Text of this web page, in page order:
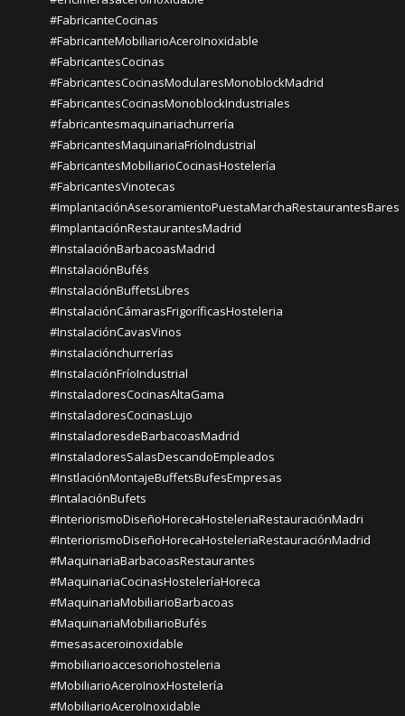
#FabricanteCocinas
#FabricanteMobiliarioAceroInoxidable
#FabricantesCocinas
#FabricantesCocinasModularesMonoblockMadrid
#FabricantesCocinasMonoblockIndustriales
#fabricantesmaquinariachurrería
#FabricantesMaquinariaFríoIndustrial
#FabricantesMobiliarioCocinasHostelería
#FabricantesVinotecas
#ImplantaciónAsesoramientoPuestaMarchaRestaurantesBares
#ImplantaciónRestaurantesMadrid
#InstalaciónBarbacoasMadrid
#InstalaciónBufés
#InstalaciónBuffetsLibres
#InstalaciónCámarasFrigoríficasHosteleria
#InstalaciónCavasVinos
#instalaciónchurrerías
#InstalaciónFríoIndustrial
#InstaladoresCocinasAltaGama
#InstaladoresCocinasLujo
#InstaladoresdeBarbacoasMadrid
#InstaladoresSalasDescandoEmpleados
#InstlaciónMontajeBuffetsBufesEmpresas
#IntalaciónBufets
#InteriorismoDiseñoHorecaHosteleriaRestauraciónMadri
#InteriorismoDiseñoHorecaHosteleriaRestauraciónMadrid
#MaquinariaBarbacoasRestaurantes
#MaquinariaCocinasHosteleríaHoreca
#MaquinariaMobiliarioBarbacoas
#MaquinariaMobiliarioBufés
#mesasaceroinoxidable
#mobiliarioaccesoriohosteleria
#MobiliarioAceroInoxHostelería
#MobiliarioAceroInoxidable